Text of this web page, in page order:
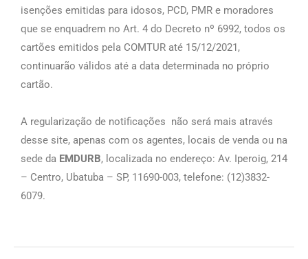
isenções emitidas para idosos, PCD, PMR e moradores
que se enquadrem no Art. 4 do Decreto nº 6992, todos os
cartões emitidos pela COMTUR até 15/12/2021,
continuarão válidos até a data determinada no próprio
cartão.
A regularização de notificações não será mais através
desse site, apenas com os agentes, locais de venda ou na
sede da EMDURB, localizada no endereço: Av. Iperoig, 214
– Centro, Ubatuba – SP, 11690-003, telefone: (12)3832-
6079.